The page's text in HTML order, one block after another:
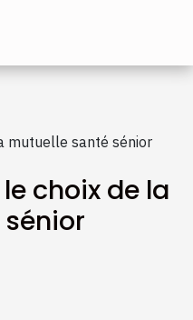
mutuelle santé sénior
choix de la